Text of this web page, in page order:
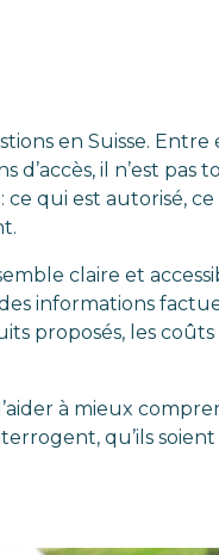
en Suisse.
il n’est pas
qui est autorisé,
claire et
informations
proposés, les
à mieux
qu’ils